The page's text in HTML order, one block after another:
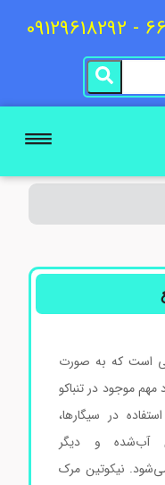
که به صورت
موجود در تنباکو
در سیگارها،
آب‌شده و دیگر
نیکوتین مرک